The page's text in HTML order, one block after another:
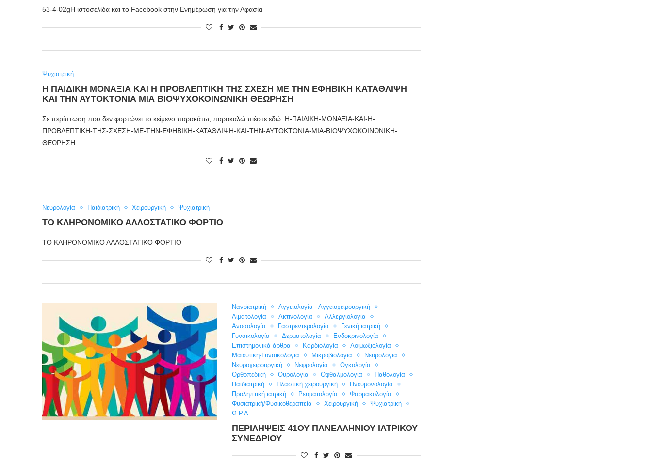
53-4-02gΗ ιστοσελίδα και το Facebook στην Ενημέρωση για την Αφασία
Ψυχιατρική
Η ΠΑΙΔΙΚΗ ΜΟΝΑΞΙΑ ΚΑΙ Η ΠΡΟΒΛΕΠΤΙΚΗ ΤΗΣ ΣΧΕΣΗ ΜΕ ΤΗΝ ΕΦΗΒΙΚΗ ΚΑΤΑΘΛΙΨΗ
ΚΑΙ ΤΗΝ ΑΥΤΟΚΤΟΝΙΑ ΜΙΑ ΒΙΟΨΥΧΟΚΟΙΝΩΝΙΚΗ ΘΕΩΡΗΣΗ
Σε περίπτωση που δεν φορτώνει το κείμενο παρακάτω, παρακαλώ πιέστε εδώ. Η-ΠΑΙΔΙΚΗ-ΜΟΝΑΞΙΑ-ΚΑΙ-Η-
ΠΡΟΒΛΕΠΤΙΚΗ-ΤΗΣ-ΣΧΕΣΗ-ΜΕ-ΤΗΝ-ΕΦΗΒΙΚΗ-ΚΑΤΑΘΛΙΨΗ-ΚΑΙ-ΤΗΝ-ΑΥΤΟΚΤΟΝΙΑ-ΜΙΑ-ΒΙΟΨΥΧΟΚΟΙΝΩΝΙΚΗ-
ΘΕΩΡΗΣΗ
Νευρολογία Παιδιατρική Χειρουργική Ψυχιατρική
ΤΟ ΚΛΗΡΟΝΟΜΙΚΌ ΑΛΛΟΣΤΑΤΙΚΌ ΦΟΡΤΊΟ
ΤΟ ΚΛΗΡΟΝΟΜΙΚΟ ΑΛΛΟΣΤΑΤΙΚΟ ΦΟΡΤΙΟ
Nανοϊατρική
Αγγειολογία - Αγγειοχειρουργική
Αιματολογία
Ακτινολογία
Αλλεργιολογία
Ανοσολογία
Γαστρεντερολογία
Γενική ιατρική
Γυναικολογία
Δερματολογία
Ενδοκρινολογία
Επιστημονικά άρθρα
Καρδιολογία
Λοιμωξιολογία
Μαιευτική-Γυναικολογία
Μικροβιολογία
Νευρολογία
Νευροχειρουργική
Νεφρολογία
Ογκολογία
Ορθοπεδική
Ουρολογία Οφθαλμολογία
Παθολογία
Παιδιατρική
Πλαστική χειρουργική
Πνευμονολογία
Προληπτική ιατρική
Ρευματολογία
Φαρμακολογία
Φυσιατρική/Φυσικοθεραπεία
Χειρουργική
Ψυχιατρική
Ω.Ρ.Λ
ΠΕΡΙΛΉΨΕΙΣ 41ΟΥ ΠΑΝΕΛΛΉΝΙΟΥ ΙΑΤΡΙΚΟΎ
ΣΥΝΕΔΡΊΟΥ